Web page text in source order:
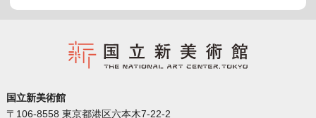
国立新美術館
〒106-8558 東京都港区六本木7-22-2